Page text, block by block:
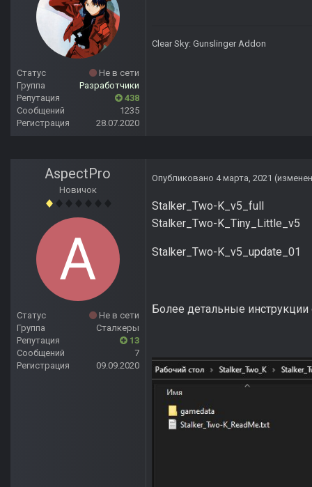
Статус
Не в сети
Группа
Разработчики
Репутация
438
Сообщений
1235
Регистрация
28.07.2020
Clear Sky: Gunslinger Addon
AspectPro
Новичок
Статус
Не в сети
Группа
Сталкеры
Репутация
13
Сообщений
7
Регистрация
09.09.2020
Опубликовано 4 марта, 2021
Stalker_Two-K_v5_full
Stalker_Two-
Stalker_Two-K_v5_update_01
Более детальные